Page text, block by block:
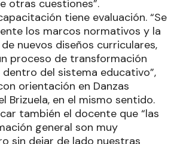
otras cuestiones”.
tiene evaluación. “Se
los marcos normativos y la
nuevos diseños curriculares,
proceso de transformación
del sistema educativo”,
orientación en Danzas
Brizuela, en el mismo sentido.
también el docente que “las
general son muy
sin dejar de lado nuestras